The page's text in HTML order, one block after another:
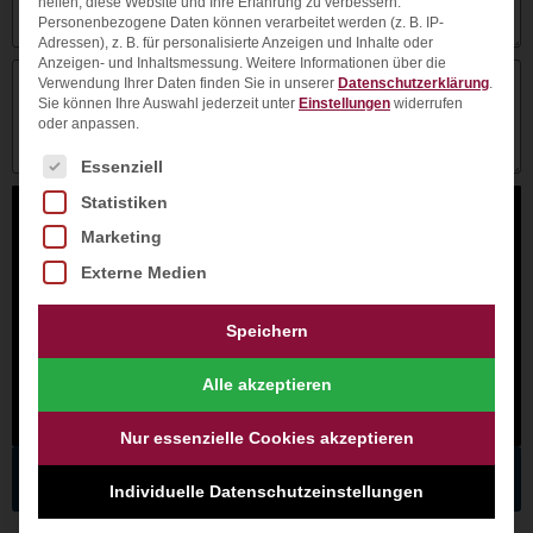
Sie müssen den Inhalt von
Formular abzuschicken. Bitte beachten Sie, dass dabei Daten
Mehr Informationen
Inhalt entsperren
Erforderlichen Service akzeptieren und Inhalte
entsperren
Personenbezogene Daten können verarbeitet werden (z. B. IP-
Adressen), z. B. für personalisierte Anzeigen und Inhalte oder
Anzeigen- und Inhaltsmessung. Weitere Informationen über die
Verwendung Ihrer Daten finden Sie in unserer Datenschutzerklärung.
Sie können Ihre Auswahl jederzeit unter Einstellungen widerrufen
oder anpassen.
Es folgt eine Liste der Service-Gruppen, für die
Essenziell
Statistiken
Marketing
Externe Medien
Speichern
Alle akzeptieren
Nur essenzielle Cookies akzeptieren
Individuelle Datenschutzeinstellungen